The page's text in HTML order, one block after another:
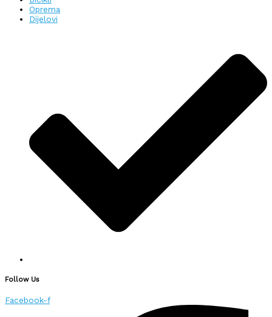
Oprema
Dijelovi
Follow Us
Facebook-f